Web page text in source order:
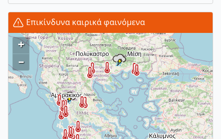
Επικίνδυνα καιρικά φαινόμενα
+
–